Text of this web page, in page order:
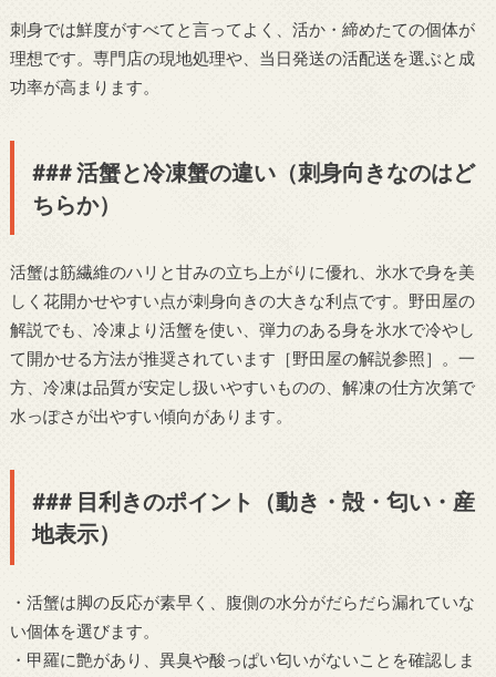
刺身では鮮度がすべてと言ってよく、活か・締めたての個体が
理想です。専門店の現地処理や、当日発送の活配送を選ぶと成
功率が高まります。
### 活蟹と冷凍蟹の違い（刺身向きなのはど
ちらか）
活蟹は筋繊維のハリと甘みの立ち上がりに優れ、氷水で身を美
しく花開かせやすい点が刺身向きの大きな利点です。野田屋の
解説でも、冷凍より活蟹を使い、弾力のある身を氷水で冷やし
て開かせる方法が推奨されています［野田屋の解説参照］。一
方、冷凍は品質が安定し扱いやすいものの、解凍の仕方次第で
水っぽさが出やすい傾向があります。
### 目利きのポイント（動き・殻・匂い・産
地表示）
・活蟹は脚の反応が素早く、腹側の水分がだらだら漏れていな
い個体を選びます。
・甲羅に艶があり、異臭や酸っぱい匂いがないことを確認しま